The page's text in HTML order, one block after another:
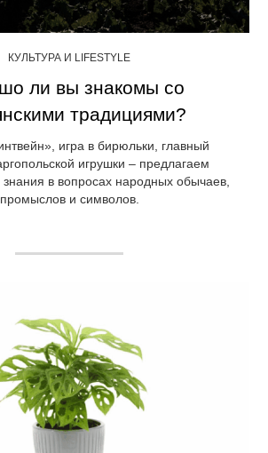
КУЛЬТУРА И LIFESTYLE
ли вы знакомы со
традициями?
игра в бирюльки, главный
игрушки – предлагаем
знания в вопросах народных обычаев,
промыслов и символов.